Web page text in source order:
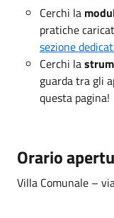
Cerchi la
pratiche
sezione
Cerchi la
guarda tra gli
questa pagina!
Orario
Villa Comunale –